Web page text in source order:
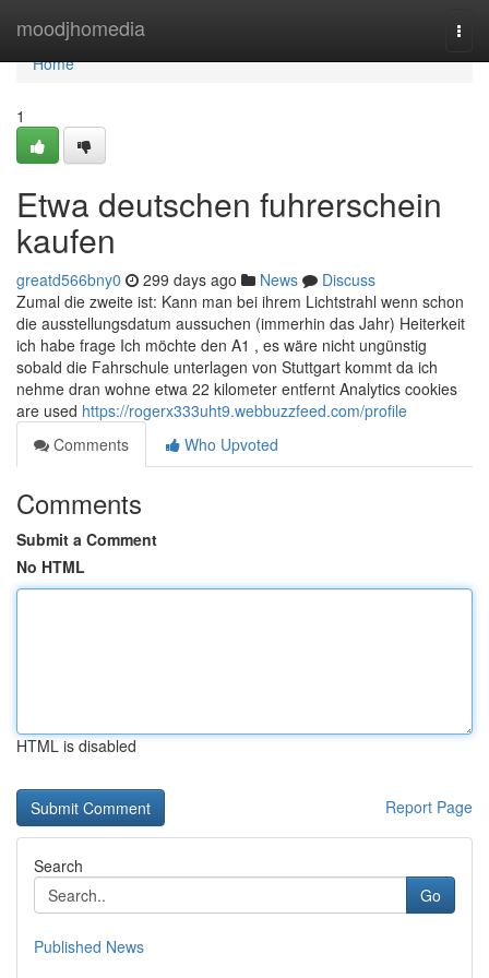
moodjhomedia
Home
Home
1
Etwa deutschen fuhrerschein
kaufen
greatd566bny0 299 days ago News
Discuss
Zumal die zweite ist: Kann man bei ihrem Lichtstrahl wenn schon
die ausstellungsdatum aussuchen (immerhin das Jahr) Heiterkeit
ich habe frage Ich möchte den A1 , es wäre nicht ungünstig
sobald die Fahrschule unterlagen von Stuttgart kommt da ich
nehme dran wohne etwa 22 kilometer entfernt Analytics cookies
are used https://rogerx333uht9.webbuzzfeed.com/profile
Comments
Who Upvoted
Comments
Submit a Comment
No HTML
HTML is disabled
Report Page
Search
Go
Published News